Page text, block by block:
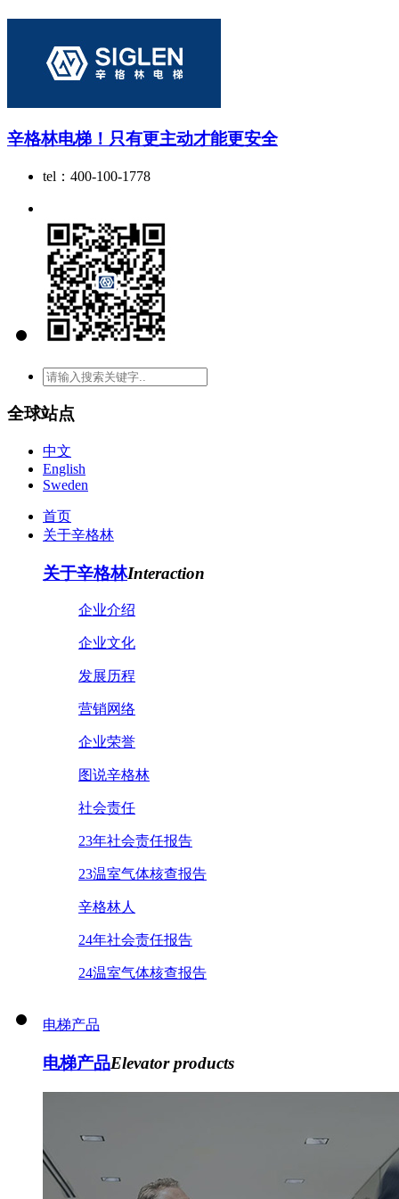
辛格林电梯！只有更主动才能更安全
tel：400-100-1778
全球站点
中文
English
Sweden
首页
关于辛格林
关于辛格林Interaction
企业介绍
企业文化
发展历程
营销网络
企业荣誉
图说辛格林
社会责任
23年社会责任报告
23温室气体核查报告
辛格林人
24年社会责任报告
24温室气体核查报告
电梯产品
电梯产品Elevator products